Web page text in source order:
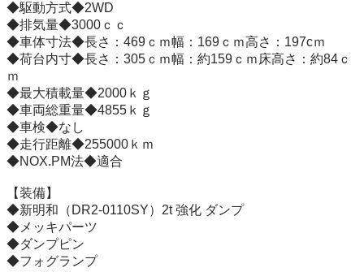
◆駆動方式◆2WD
◆排気量◆3000ｃｃ
◆車体寸法◆長さ：469ｃｍ幅：169ｃｍ高さ：197cｍ
◆荷台内寸◆長さ：305ｃｍ幅：約159ｃｍ床高さ：約84ｃ
ｍ
◆最大積載量◆2000ｋｇ
◆車両総重量◆4855ｋｇ
◆車検◆なし
◆走行距離◆255000ｋｍ
◆NOX.PM法◆適合
【装備】
◆新明和（DR2-0110SY）2t 強化 ダンプ
◆メッキパーツ
◆ダンプピン
◆フォグランプ